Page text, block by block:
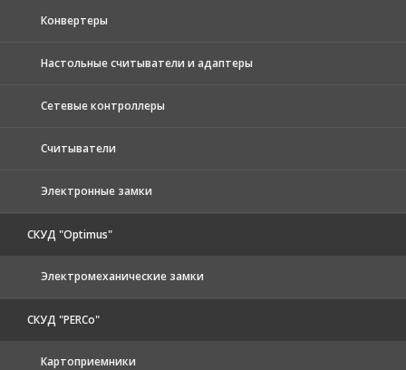
Конвертеры
Настольные считыватели и адаптеры
Сетевые контроллеры
Считыватели
Электронные замки
СКУД "Optimus"
Электромеханические замки
СКУД "PERCo"
Картоприемники